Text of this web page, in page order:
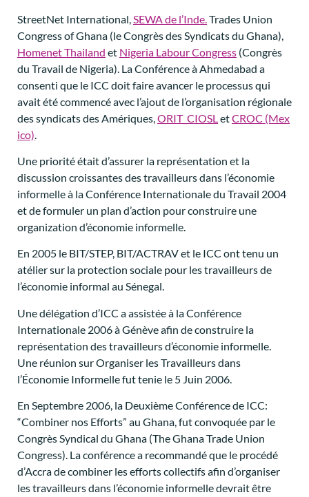
StreetNet International, SEWA de l’Inde. Trades Union
Congress of Ghana (le Congrès des Syndicats du Ghana),
Homenet Thailand et Nigeria Labour Congress (Congrès
du Travail de Nigeria). La Conférence à Ahmedabad a
consenti que le ICC doit faire avancer le processus qui
avait été commencé avec l’ajout de l’organisation régionale
des syndicats des Amériques, ORIT_CIOSL etCROC (Mex
ico)
Une priorité était d’assurer la représentation et la
discussion croissantes des travailleurs dans l’économie
informelle à la Conférence Internationale du Travail 2004
et de formuler un plan d’action pour construire une
organization d’économie informelle.
En 2005 le BIT/STEP, BIT/ACTRAV et le ICC ont tenu un
atélier sur la protection sociale pour les travailleurs de
l’économie informal au Sénegal.
Une délégation d’ICC a assistée à la Conférence
Internationale 2006 à Génève afin de construire la
représentation des travailleurs d’économie informelle.
Une réunion sur Organiser les Travailleurs dans
l’Économie Informelle fut tenie le 5 Juin 2006.
En Septembre 2006, la Deuxième Conférence de ICC:
“Combiner nos Efforts” au Ghana, fut convoquée par le
Congrès Syndical du Ghana (The Ghana Trade Union
Congress). La conférence a recommandé que le procédé
d’Accra de combiner les efforts collectifs afin d’organiser
les travailleurs dans l’économie informelle devrait être